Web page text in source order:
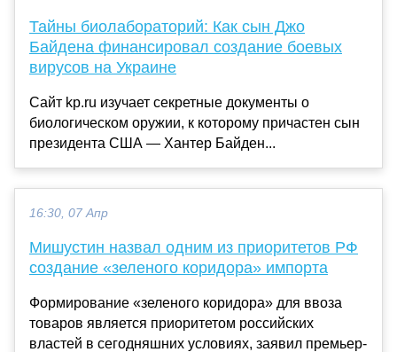
Тайны биолабораторий: Как сын Джо
Байдена финансировал создание боевых
вирусов на Украине
Сайт kp.ru изучает секретные документы о
биологическом оружии, к которому причастен сын
президента США — Хантер Байден...
16:30, 07 Апр
Мишустин назвал одним из приоритетов РФ
создание «зеленого коридора» импорта
Формирование «зеленого коридора» для ввоза
товаров является приоритетом российских
властей в сегодняшних условиях, заявил премьер-